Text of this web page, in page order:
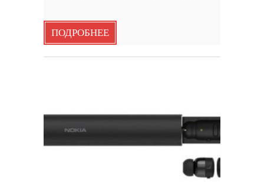
ПОДРОБНЕЕ